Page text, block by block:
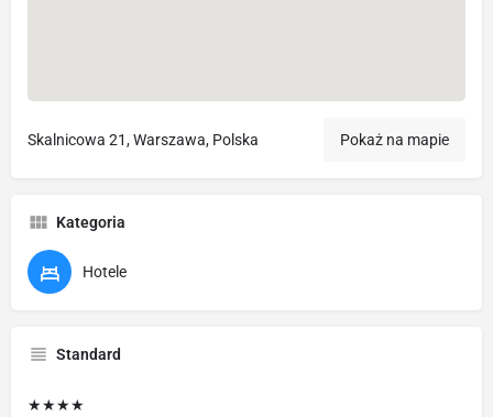
Skalnicowa 21, Warszawa, Polska Pokaż na mapie
Kategoria
Hotele
Standard
★★★★